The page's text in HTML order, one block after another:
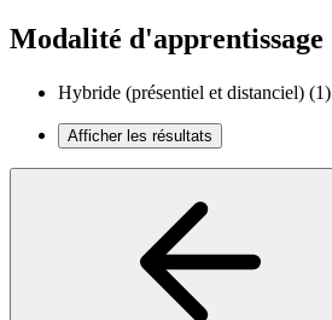
Modalité d'apprentissage
Hybride (présentiel et distanciel) (1)
Afficher les résultats